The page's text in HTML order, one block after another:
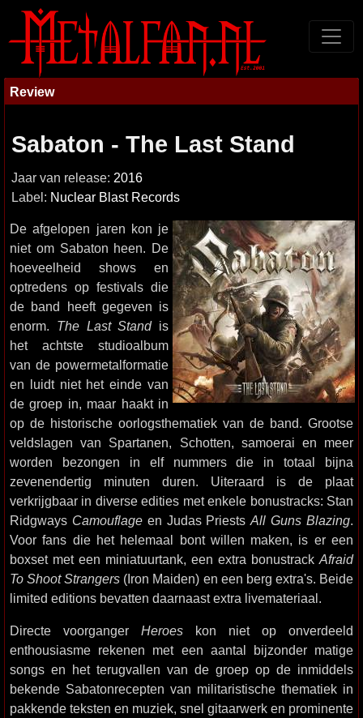
Review
Sabaton - The Last Stand
Jaar van release: 2016
Label: Nuclear Blast Records
De afgelopen jaren kon je
niet om Sabaton heen. De
hoeveelheid shows en
optredens op festivals die
de band heeft gegeven is
enorm. The Last Standis
het achtste studioalbum
van de powermetalformatie
en luidt niet het einde van
de groep in, maar haakt in
op de historische oorlogsthematiek van de band. Grootse
veldslagen van Spartanen, Schotten, samoerai en meer
worden bezongen in elf nummers die in totaal bijna
zevenendertig minuten duren. Uiteraard is de plaat
verkrijgbaar in diverse edities met enkele bonustracks: Stan
Ridgways Camouflageen Judas PriestsAll Guns Blazing.
Voor fans die het helemaal bont willen maken, is er een
boxset met een miniatuurtank, een extra bonustrack Afraid
To Shoot Strangers (Iron Maiden) en een berg extra's. Beide
limited editions bevatten daarnaast extra livemateriaal.
Directe voorganger Heroes kon niet op onverdeeld
enthousiasme rekenen met een aantal bijzonder matige
songs en het terugvallen van de groep op de inmiddels
bekende Sabatonrecepten van militaristische thematiek in
pakkende teksten en muziek, snel gitaarwerk en prominente